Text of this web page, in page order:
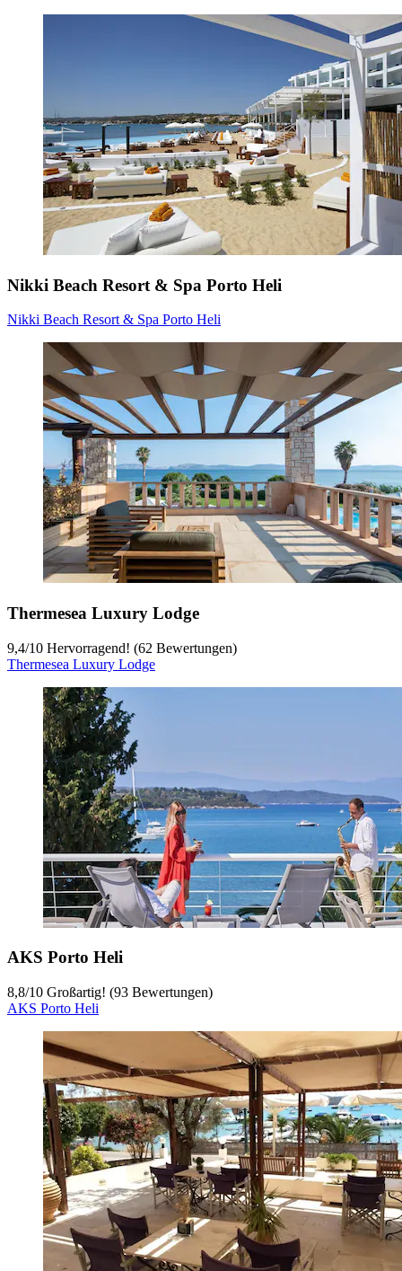
Nikki Beach Resort & Spa Porto Heli
Nikki Beach Resort & Spa Porto Heli
Thermesea Luxury Lodge
9,4/10 Hervorragend! (62 Bewertungen)
Thermesea Luxury Lodge
AKS Porto Heli
8,8/10 Großartig! (93 Bewertungen)
AKS Porto Heli